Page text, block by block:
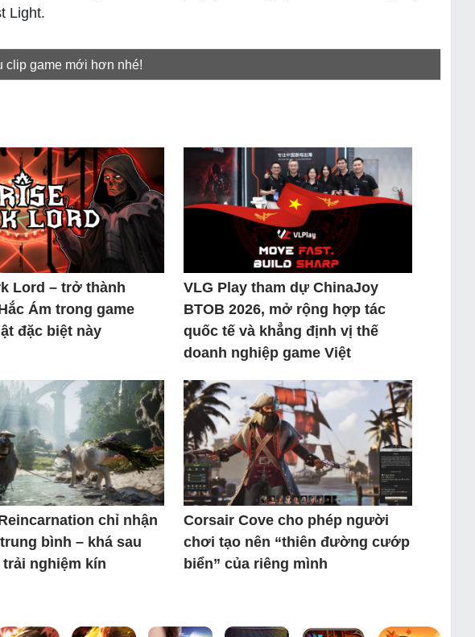
Light.
clip game mới hơn nhé!
Lord – trở thành
Ám trong game
đặc biệt này
VLG Play tham dự ChinaJoy
BTOB 2026, mở rộng hợp tác
quốc tế và khẳng định vị thế
doanh nghiệp game Việt
chỉ nhận
bình – khá sau
nghiệm kín
Corsair Cove cho phép người
chơi tạo nên “thiên đường cướp
biển” của riêng mình